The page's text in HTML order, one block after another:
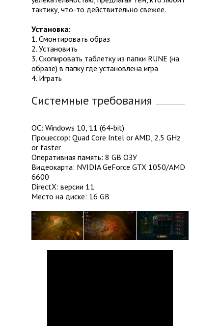
тактику, что-то действительно свежее.
Установка:
1. Смонтировать образ
2. Установить
3. Скопировать таблетку из папки RUNE (на
образе) в папку где установлена игра
4. Играть
Системные требования
ОС: Windows 10, 11 (64-bit)
Процессор: Quad Core Intel or AMD, 2.5 GHz
or faster
Оперативная память: 8 GB ОЗУ
Видеокарта: NVIDIA GeForce GTX 1050/AMD
6600
DirectX: версии 11
Место на диске: 16 GB